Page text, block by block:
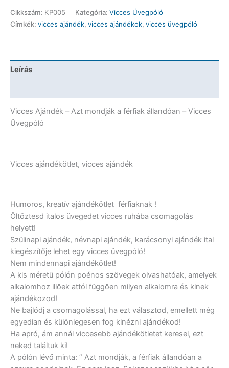
-
Azt
mondják
állandóan
Ajándék
mennyiség
Cikkszám: KP005 Kategória: Vicces Üvegpóló
Címkék: vicces ajándék, vicces ajándékok, vicces üvegpóló
Leírás
Vicces Ajándék – Azt mondják a férfiak állandóan – Vicces
Üvegpóló
Vicces ajándékötlet, vicces ajándék
Humoros, kreatív ajándékötlet férfiaknak !
Öltöztesd italos üvegedet vicces ruhába csomagolás
helyett!
Szülinapi ajándék, névnapi ajándék, karácsonyi ajándék ital
kiegészítője lehet egy vicces üvegpóló!
Nem mindennapi ajándékötlet!
A kis méretű pólón poénos szövegek olvashatóak, amelyek
alkalomhoz illőek attól függően milyen alkalomra és kinek
ajándékozod!
Ne bajlódj a csomagolással, ha ezt választod, emellett még
egyedian és különlegesen fog kinézni ajándékod!
Ha apró, ám annál viccesebb ajándékötletet keresel, ezt
neked találtuk ki!
A pólón lévő minta: ” Azt mondják, a férfiak állandóan a